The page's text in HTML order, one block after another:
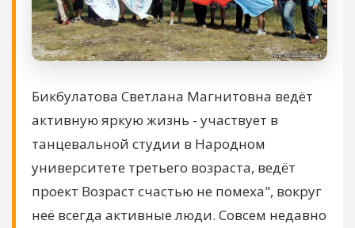
Бикбулатова Светлана Магнитовна ведёт
активную яркую жизнь - участвует в
танцевальной студии в Народном
университете третьего возраста, ведёт
проект Возраст счастью не помеха", вокруг
неё всегда активные люди. Совсем недавно